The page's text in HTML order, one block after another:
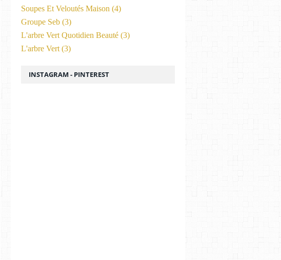
Soupes Et Veloutés Maison (4)
Groupe Seb (3)
L'arbre Vert Quotidien Beauté (3)
L'arbre Vert (3)
INSTAGRAM - PINTEREST